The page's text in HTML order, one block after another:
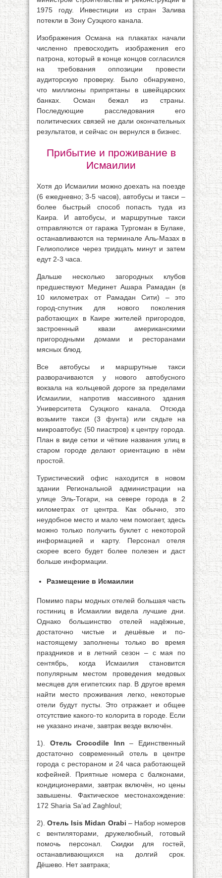
1975 году. Инвестиции из стран Залива
потекли в Зону Суэцкого канала.
Изображения Османа на плакатах начали
численно превосходить изображения его
патрона, который в конце концов согласился
на требования оппозиции провести
аудиторскую проверку. Было обнаружено,
что миллионы припрятаны в швейцарских
банках. Осман бежал из страны.
Последующие расследования его
политических связей не дали окончательных
результатов, и сейчас он вернулся в бизнес.
Прибытие и проживание в
Исмаилии
Хотя до Исмаилии можно доехать на поезде
(6 ежедневно; 3-5 часов), автобусы и такси –
более быстрый способ попасть туда из
Каира. И автобусы, и маршрутные такси
отправляются от гаража Тургоман в Булаке,
останавливаются на терминале Аль-Мазах в
Гелиополисе через тридцать минут и затем
едут 2-3 часа.
Дальше несколько загородных клубов
предшествуют Мединет Ашара Рамадан (в
10 километрах от Рамадан Сити) – это
город-спутник для нового поколения
работающих в Каире жителей пригородов,
застроенный квази американскими
пригородными домами и ресторанами
мясных блюд.
Все автобусы и маршрутные такси
разворачиваются у нового автобусного
вокзала на кольцевой дороге за пределами
Исмаилии, напротив массивного здания
Университета Суэцкого канала. Отсюда
возьмите такси (3 фунта) или сядьте на
микроавтобус (50 пиастров) к центру города.
План в виде сетки и чёткие названия улиц в
старом городе делают ориентацию в нём
простой.
Туристический офис находится в новом
здании Региональной администрации на
улице Эль-Тогари, на севере города в 2
километрах от центра. Как обычно, это
неудобное место и мало чем помогает, здесь
можно только получить буклет с некоторой
информацией и карту. Персонал отеля
скорее всего будет более полезен и даст
больше информации.
Размещение в Исмаилии
Помимо пары модных отелей большая часть
гостиниц в Исмаилии видела лучшие дни.
Однако большинство отелей надёжные,
достаточно чистые и дешёвые и по-
настоящему заполнены только во время
праздников и в летний сезон – с мая по
сентябрь, когда Исмаилия становится
популярным местом проведения медовых
месяцев для египетских пар. В другое время
найти место проживания легко, некоторые
отели будут пусты. Это отражает и общее
отсутствие какого-то колорита в городе. Если
не указано иначе, завтрак везде включён.
1). Отель Crocodile Inn – Единственный
достаточно современный отель в центре
города с рестораном и 24 часа работающей
кофейней. Приятные номера с балконами,
кондиционерами, завтрак включён, но цены
завышены. Фактическое местонахождение:
172 Sharia Sa’ad Zaghloul;
2).Отель Isis Midan Orabi – Набор номеров
с вентиляторами, дружелюбный, готовый
помочь персонал. Скидки для гостей,
останавливающихся на долгий срок.
Дёшево. Нет завтрака;